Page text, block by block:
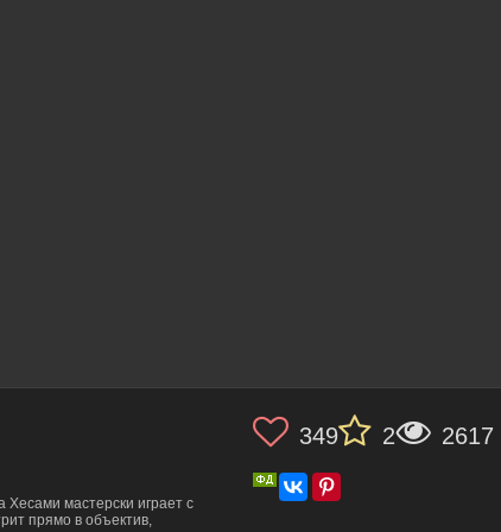
мастерски играет с
прямо в объектив,
349 2 2617